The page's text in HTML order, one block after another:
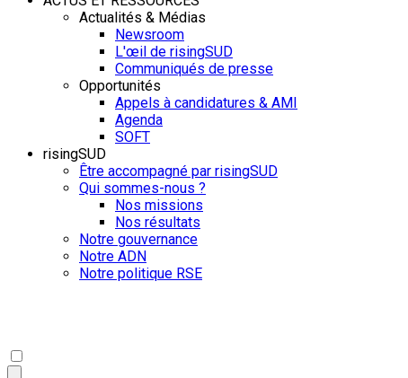
Actualités & Médias
Newsroom
L'œil de risingSUD
Communiqués de presse
Opportunités
Appels à candidatures & AMI
Agenda
SOFT
risingSUD
Être accompagné par risingSUD
Qui sommes-nous ?
Nos missions
Nos résultats
Notre gouvernance
Notre ADN
Notre politique RSE